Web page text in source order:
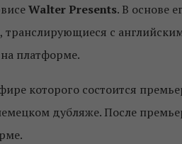
Walter Presents. В основе
с
платформе.
которого состоится
дубляже. После